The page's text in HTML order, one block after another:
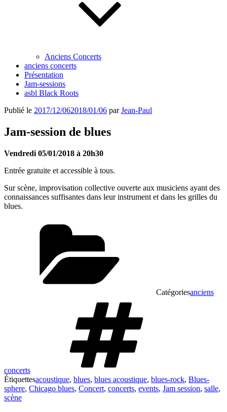
Anciens Concerts
anciens concerts
Présentation
Jam-sessions
asbl Black Roots
Publié le 2017/12/062018/01/06 parJean-Paul
Jam-session de blues
Vendredi 05/01/2018 à 20h30
Entrée gratuite et accessible à tous.
Sur scène, improvisation collective ouverte aux musiciens ayant des
connaissances suffisantes dans leur instrument et dans les grilles du
blues.
Catégoriesanciens
concerts
Étiquettesacoustique, blues, blues acoustique, blues-rock, Blues-
sphere, Chicago blues, Concert, concerts, events, Jam session, salle,
scène